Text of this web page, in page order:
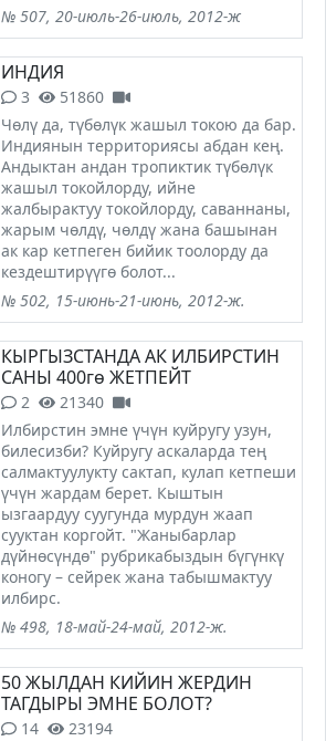
№ 507, 20-июль-26-июль, 2012-ж
ИНДИЯ
3
51860
Чөлү да, түбөлүк жашыл токою да бар.
Индиянын территориясы абдан кең.
Андыктан андан тропиктик түбөлүк
жашыл токойлорду, ийне
жалбырактуу токойлорду, саваннаны,
жарым чөлдү, чөлдү жана башынан
ак кар кетпеген бийик тоолорду да
кездештирүүгө болот...
№ 502, 15-июнь-21-июнь, 2012-ж.
КЫРГЫЗСТАНДА АК ИЛБИРСТИН
САНЫ 400гө ЖЕТПЕЙТ
2
21340
Илбирстин эмне үчүн куйругу узун,
билесизби? Куйругу аскаларда тең
салмактуулукту сактап, кулап кетпеши
үчүн жардам берет. Кыштын
ызгаардуу суугунда мурдун жаап
сууктан коргойт. "Жаныбарлар
дүйнөсүндө" рубрикабыздын бүгүнкү
коногу – сейрек жана табышмактуу
илбирс.
№ 498, 18-май-24-май, 2012-ж.
50 ЖЫЛДАН КИЙИН ЖЕРДИН
ТАГДЫРЫ ЭМНЕ БОЛОТ?
14
23194